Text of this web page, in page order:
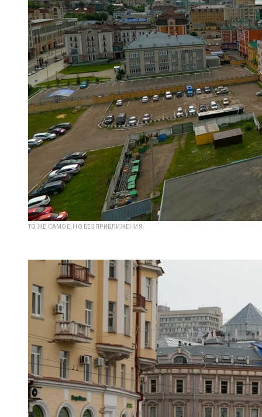
ТО ЖЕ САМОЕ, НО БЕЗ ПРИБЛИЖЕНИЯ.